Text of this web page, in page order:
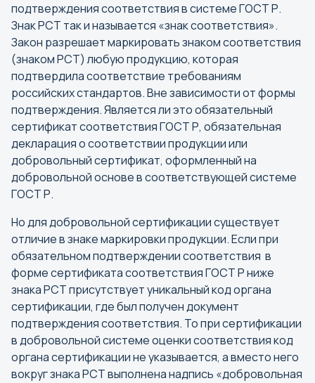
подтверждения соответствия в системе ГОСТ Р.
Знак РСТ так и называется «знак соответствия».
Закон разрешает маркировать знаком соответствия
(знаком РСТ) любую продукцию, которая
подтвердила соответствие требованиям
российских стандартов. Вне зависимости от формы
подтверждения. Является ли это обязательный
сертификат соответствия ГОСТ Р, обязательная
декларация о соответствии продукции или
добровольный сертификат, оформленный на
добровольной основе в соответствующей системе
ГОСТ Р.
Но для добровольной сертификации существует
отличие в знаке маркировки продукции. Если при
обязательном подтверждении соответствия в
форме сертификата соответствия ГОСТ Р ниже
знака РСТ присутствует уникальный код органа
сертификации, где был получен документ
подтверждения соответствия. То при сертификации
в добровольной системе оценки соответствия код
органа сертификации не указывается, а вместо него
вокруг знака РСТ выполнена надпись «добровольная